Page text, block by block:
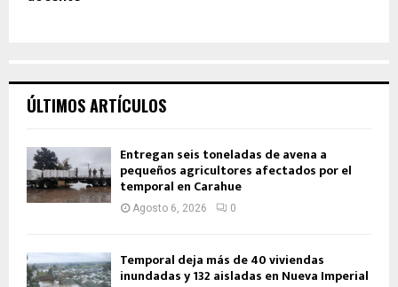
ÚLTIMOS ARTÍCULOS
Entregan seis toneladas de avena a
pequeños agricultores afectados por el
temporal en Carahue
Agosto 6, 2026 0
Temporal deja más de 40 viviendas
inundadas y 132 aisladas en Nueva Imperial